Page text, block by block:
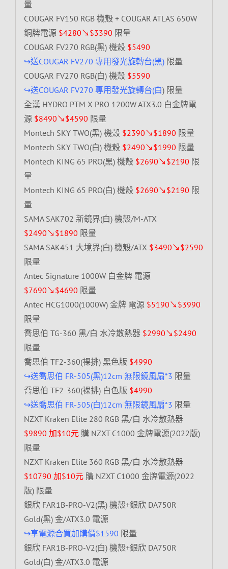
量
COUGAR FV150 RGB 機殼 + COUGAR ATLAS 650W
銅牌電源 $4280↘$3390 限量
COUGAR FV270 RGB(黑) 機殼 $5490
↪送COUGAR FV270 專用發光旋轉台(黑)限量
COUGAR FV270 RGB(白) 機殼 $5590
↪送COUGAR FV270 專用發光旋轉台(白) 限量
全漢 HYDRO PTM X PRO 1200W ATX3.0 白金牌電
源 $8490↘$4590 限量
Montech SKY TWO(黑) 機殼 $2390↘$1890 限量
Montech SKY TWO(白) 機殼 $2490↘$1990 限量
Montech KING 65 PRO(黑) 機殼$2690↘$2190 限
量
Montech KING 65 PRO(白) 機殼 $2690↘$2190 限
量
SAMA SAK702 新鏡界(白) 機殼/M-ATX
$2490↘$1890 限量
SAMA SAK451 大境界(白) 機殼/ATX $3490↘$2590
限量
Antec Signature 1000W 白金牌 電源
$7690↘$4690 限量
Antec HCG1000(1000W) 金牌 電源$5190↘$3990
限量
喬思伯 TG-360 黑/白 水冷散熱器 $2990↘$2490
限量
喬思伯 TF2-360(裸排) 黑色版 $4990
↪送喬思伯 FR-505(黑)12cm 無限鏡風扇*3 限量
喬思伯 TF2-360(裸排) 白色版 $4990
↪送喬思伯 FR-505(白)12cm 無限鏡風扇*3 限量
NZXT Kraken Elite 280 RGB 黑/白 水冷散熱器
$9890 加$10元購 NZXT C1000 金牌電源(2022版)
限量
NZXT Kraken Elite 360 RGB 黑/白 水冷散熱器
$10790 加$10元購 NZXT C1000 金牌電源(2022
版) 限量
銀欣 FAR1B-PRO-V2(黑) 機殼+銀欣 DA750R
Gold(黑) 金/ATX3.0 電源
↪享電源合買加購價$1590 限量
銀欣 FAR1B-PRO-V2(白) 機殼+銀欣 DA750R
Gold(白) 金/ATX3.0 電源